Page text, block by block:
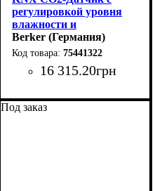
регулировкой уровня
влажности и
температуры, Q.х, цвет:
белый, с эффектом
бархата
Berker (Германия)
75441322
16 315.20грн
Под заказ